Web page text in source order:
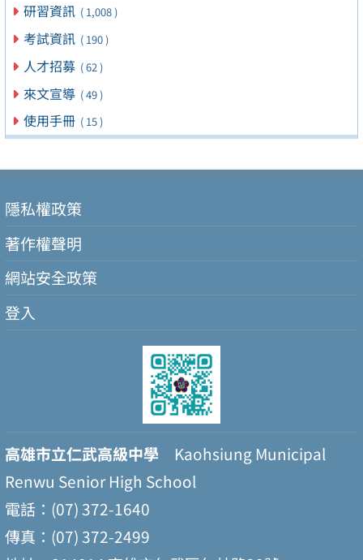
研習資訊 ( 1,008 )
考試資訊 ( 190 )
人才招募 ( 62 )
來文宣導 ( 49 )
使用手冊 ( 15 )
隱私權政策
著作權聲明
網站安全政策
登入
高雄市立仁武高級中學 Kaohsiung Municipal
Renwu Senior High School
電話：(07) 372-1640
傳真：(07) 372-2499